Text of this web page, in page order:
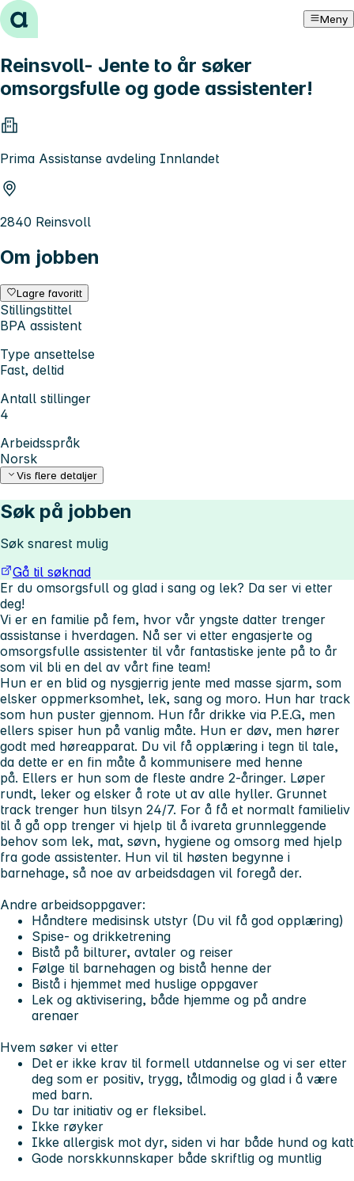
Hopp til innhold Meny
Reinsvoll- Jente to år søker
omsorgsfulle og gode assistenter!
Prima Assistanse avdeling Innlandet
2840 Reinsvoll
Om jobben
Lagre favoritt
Stillingstittel
BPA assistent
Type ansettelse
Fast, deltid
Antall stillinger
4
Arbeidsspråk
Norsk
Vis flere detaljer
Søk på jobben
Søk snarest mulig
Gå til søknad
Er du omsorgsfull og glad i sang og lek? Da ser vi etter
deg!
Vi er en familie på fem, hvor vår yngste datter trenger
assistanse i hverdagen. Nå ser vi etter engasjerte og
omsorgsfulle assistenter til vår fantastiske jente på to år
som vil bli en del av vårt fine team!
Hun er en blid og nysgjerrig jente med masse sjarm, som
elsker oppmerksomhet, lek, sang og moro. Hun har track
som hun puster gjennom. Hun får drikke via P.E.G, men
ellers spiser hun på vanlig måte. Hun er døv, men hører
godt med høreapparat. Du vil få opplæring i tegn til tale,
da dette er en fin måte å kommunisere med henne
på. Ellers er hun som de fleste andre 2-åringer. Løper
rundt, leker og elsker å rote ut av alle hyller. Grunnet
track trenger hun tilsyn 24/7. For å få et normalt familieliv
til å gå opp trenger vi hjelp til å ivareta grunnleggende
behov som lek, mat, søvn, hygiene og omsorg med hjelp
fra gode assistenter. Hun vil til høsten begynne i
barnehage, så noe av arbeidsdagen vil foregå der.
Andre arbeidsoppgaver:
Håndtere medisinsk utstyr (Du vil få god opplæring)
Spise- og drikketrening
Bistå på bilturer, avtaler og reiser
Følge til barnehagen og bistå henne der
Bistå i hjemmet med huslige oppgaver
Lek og aktivisering, både hjemme og på andre
arenaer
Hvem søker vi etter
Det er ikke krav til formell utdannelse og vi ser etter
deg som er positiv, trygg, tålmodig og glad i å være
med barn.
Du tar initiativ og er fleksibel.
Ikke røyker
Ikke allergisk mot dyr, siden vi har både hund og katt
Gode norskkunnskaper både skriftlig og muntlig